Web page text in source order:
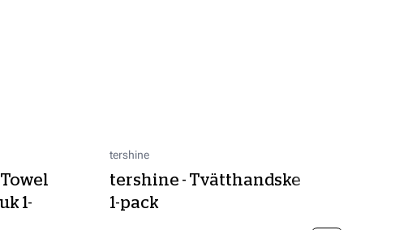
1-
tershine
tershine - Tvätthandske
1-pack